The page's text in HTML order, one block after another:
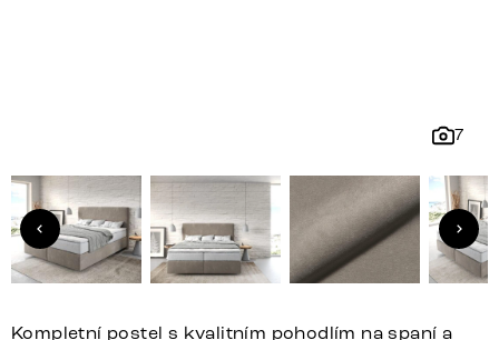
7
Kompletní postel s kvalitním pohodlím na spaní a